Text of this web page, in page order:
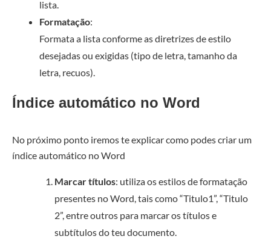
lista.
Formatação:
Formata a lista conforme as diretrizes de estilo
desejadas ou exigidas (tipo de letra, tamanho da
letra, recuos).
Índice automático no Word
No próximo ponto iremos te explicar como podes criar um
índice automático no Word
Marcar títulos: utiliza os estilos de formatação
presentes no Word, tais como “Titulo1”, “Titulo
2”, entre outros para marcar os títulos e
subtítulos do teu documento.